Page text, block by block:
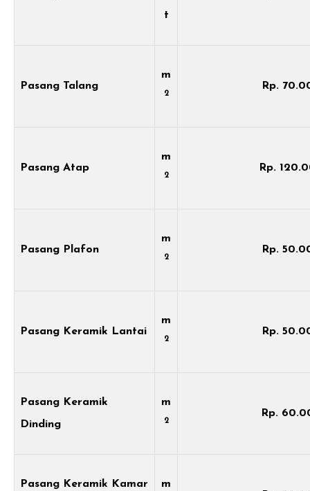
t
Pasang Talang
m
2
Rp.
Pasang Atap
m
2
Rp.
Pasang Plafon
m
2
Rp.
Pasang Keramik Lantai
m
2
Rp.
Pasang Keramik
Dinding
m
2
Rp.
Pasang Keramik Kamar
m